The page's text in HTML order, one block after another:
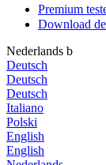
Premium
Download
Nederlands b
Deutsch
Deutsch
Deutsch
Italiano
Polski
English
English